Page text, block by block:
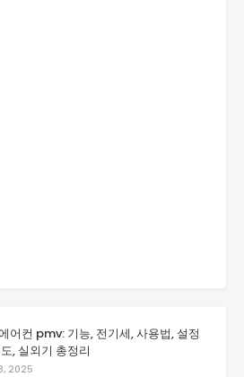
어컨 pmv: 기능, 전기세, 사용법, 설정
, 실외기 총정리
2025